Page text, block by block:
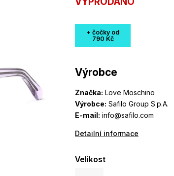
Výrobce
Značka: Love Moschino
Výrobce: Safilo Group S.p.A.
E-mail: info@safilo.com
Detailní informace
+ čočky od
790 Kč
Velikost